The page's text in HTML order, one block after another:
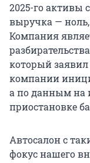
2025-го активы
выручка —
Компания
который заявил
компании
а по данным на
приостановке
Автосалон с
фокус нашего